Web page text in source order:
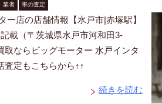
業者 車の査定
ー店の店舗情報【水戸市|赤塚駅】
載（〒茨城県水戸市河和田3-
取ならビッグモーター 水戸インタ
査定もこちらから↑↑
続きを読む